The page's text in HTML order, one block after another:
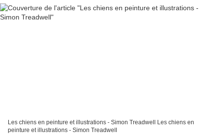
Les chiens en peinture et illustrations - Simon Treadwell Les chiens en
peinture et illustrations - Simon Treadwell